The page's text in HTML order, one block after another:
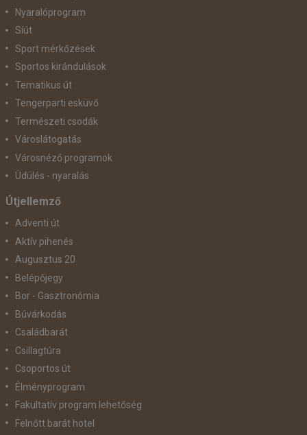
Nyaralóprogram
Síút
Sport mérkőzések
Sportos kirándulások
Tematikus út
Tengerparti esküvő
Természeti csodák
Városlátogatás
Városnéző programok
Üdülés - nyaralás
Útjellemző
Adventi út
Aktív pihenés
Augusztus 20
Belépőjegy
Bor - Gasztronómia
Búvárkodás
Családbarát
Csillagtúra
Csoportos út
Élményprogram
Fakultatív program lehetőség
Felnőtt barát hotel